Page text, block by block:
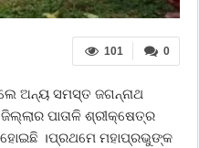
0
101
ଅନ୍ୟ ସମସ୍ତ ଜଗନ୍ନାଥ
ପାତାଳି ଶ୍ରୀକ୍ଷେତ୍ର
ହୋଇଛି ।ପ୍ରଥମେ ମହାପ୍ରଭୁଙ୍କ